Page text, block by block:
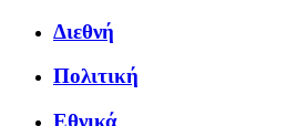
Διεθνή
Πολιτική
Εθνικά